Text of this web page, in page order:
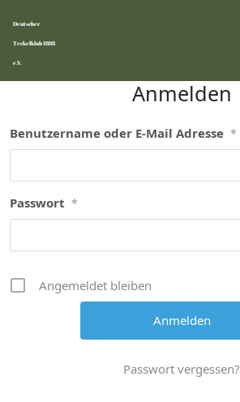
Deutscher
Teckelklub 1888
e.V.
Anmelden
Benutzername oder E-Mail Adresse *
Passwort *
Angemeldet bleiben
Passwort vergessen?